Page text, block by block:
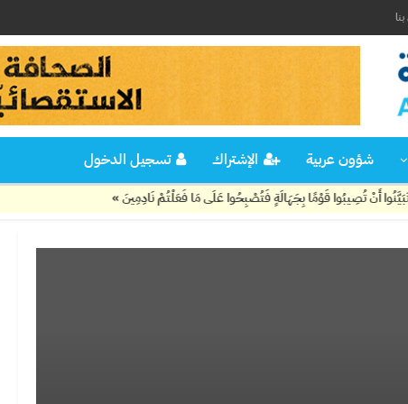
شؤون عربية الإشتراك تسجيل الدخول
قَوْمًا بِجَهَالَةٍ فَتُصْبِحُوا عَلَى مَا فَعَلْتُمْ نَادِمِينَ »